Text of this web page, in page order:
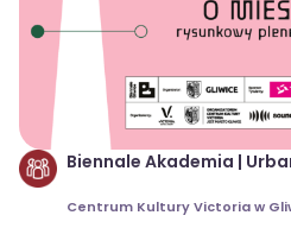
Biennale Akademia |
Centrum Kultury Victoria w